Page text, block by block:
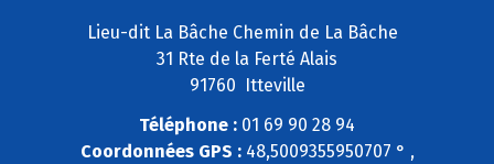
Lieu-dit La Bâche Chemin de La Bâche
31 Rte de la Ferté Alais
91760 Itteville
Téléphone : 01 69 90 28 94
Coordonnées GPS :48,5009355950707 ° ,